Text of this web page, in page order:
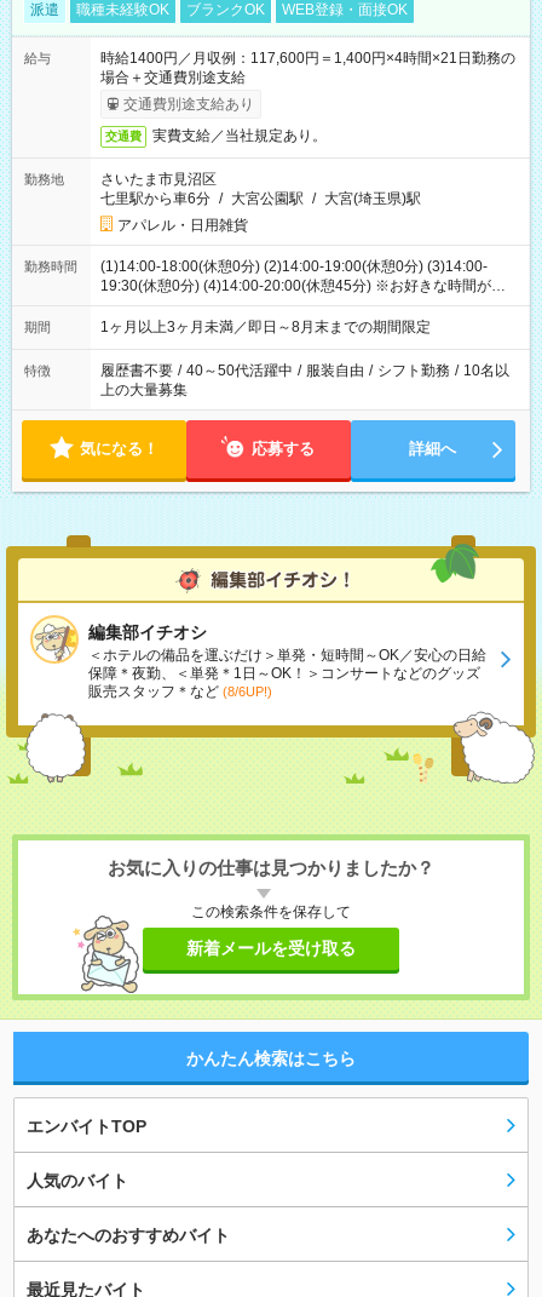
派遣 職種未経験OK ブランクOK WEB登録・面接OK
給与
時給1400円／月収例：117,600円＝1,400円×4時間×21日勤務の
場合＋交通費別途支給
交通費別途支給あり
交通費 実費支給／当社規定あり。
勤務地
さいたま市見沼区
七里駅から車6分 / 大宮公園駅 / 大宮(埼玉県)駅
アパレル・日用雑貨
勤務時間
(1)14:00-18:00(休憩0分) (2)14:00-19:00(休憩0分) (3)14:00-
19:30(休憩0分) (4)14:00-20:00(休憩45分) ※お好きな時間が選べ
ます
期間 1ヶ月以上3ヶ月未満／即日～8月末までの期間限定
特徴 履歴書不要 / 40～50代活躍中 / 服装自由 / シフト勤務 / 10名以
上の大量募集
気になる！ 応募する 詳細へ
編集部イチオシ
＜ホテルの備品を運ぶだけ＞単発・短時間～OK／安心の日給
保障＊夜勤、＜単発＊1日～OK！＞コンサートなどのグッズ
販売スタッフ＊など (8/6UP!)
お気に入りの仕事は見つかりましたか？
この検索条件を保存して
新着メールを受け取る
かんたん検索はこちら
エンバイトTOP
人気のバイト
あなたへのおすすめバイト
最近見たバイト